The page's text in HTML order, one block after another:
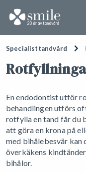
Specialisttandvård
En endodontist utför
behandlingen utförs
rotfylla en tand får du
att göra en krona på
med bihålebesvär
överkäkens
bihålor.